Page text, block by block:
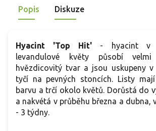
interiéru.
Popis Diskuze
Hyacint 'Top Hit' - hyacint v
levandulové květy působí
hvězdicovitý tvar a jsou uskupeny v
tyčí na pevných stoncích. Listy
barvu a trčí okolo květů. Dorůstá do
a nakvétá v průběhu března a dubna,
- 3 týdny.